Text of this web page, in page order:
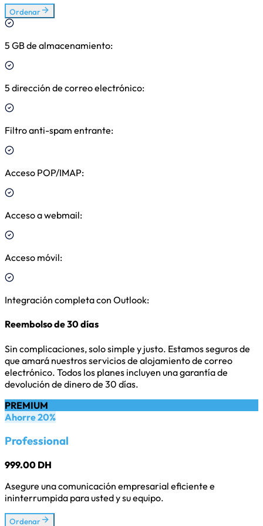
Ordenar
5 GB de almacenamiento:
5 dirección de correo electrónico:
Filtro anti-spam entrante:
Acceso POP/IMAP:
Acceso a webmail:
Acceso móvil:
Integración completa con Outlook:
Reembolso de 30 días
Sin complicaciones, solo simple y justo. Estamos seguros de
que amará nuestros servicios de alojamiento de correo
electrónico. Todos los planes incluyen una garantía de
devolución de dinero de 30 días.
PREMIUM
Ahorre 20%
Professional
999.00 DH
Asegure una comunicación empresarial eficiente e
ininterrumpida para usted y su equipo.
Ordenar